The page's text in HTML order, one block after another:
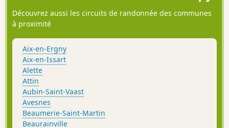
Découvrez aussi les circuits de randonnée des communes
à proximité
Aix-en-Ergny
Aix-en-Issart
Alette
Attin
Aubin-Saint-Vaast
Avesnes
Beaumerie-Saint-Martin
Beaurainville